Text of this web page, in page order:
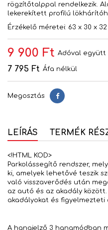
rögzítőtalppal rendelkezik.
lekerekített profilú
Érzékelő méretei: 63 x 30 x 32
9 900 Ft Adóval együtt
7 795 Ft Áfa nélkül
Megosztás Megosztás
LEÍRÁS TERMÉK
<!HTML KOD>
Parkolássegítő rendszer,
ki, amelyek lehetővé teszik
való visszaverődés után
az autó és az akadály
akadályokat és figyelmezteti
A hangjelző 3 hangmódban